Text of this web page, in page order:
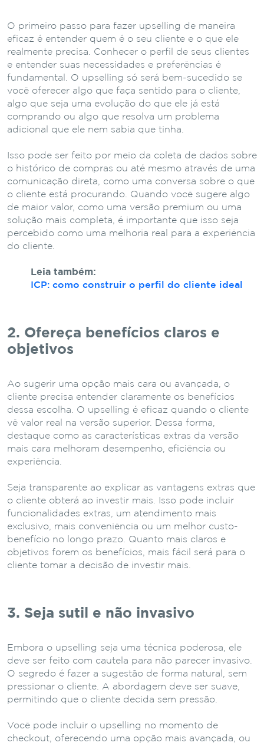
O primeiro passo para fazer upselling de maneira
eficaz é entender quem é o seu cliente e o que ele
realmente precisa. Conhecer o perfil de seus clientes
e entender suas necessidades e preferências é
fundamental. O upselling só será bem-sucedido se
você oferecer algo que faça sentido para o cliente,
algo que seja uma evolução do que ele já está
comprando ou algo que resolva um problema
adicional que ele nem sabia que tinha.
Isso pode ser feito por meio da coleta de dados sobre
o histórico de compras ou até mesmo através de uma
comunicação direta, como uma conversa sobre o que
o cliente está procurando. Quando você sugere algo
de maior valor, como uma versão premium ou uma
solução mais completa, é importante que isso seja
percebido como uma melhoria real para a experiência
do cliente.
Leia também:
ICP: como construir o perfil do cliente ideal
2. Ofereça benefícios claros e
objetivos
Ao sugerir uma opção mais cara ou avançada, o
cliente precisa entender claramente os benefícios
dessa escolha. O upselling é eficaz quando o cliente
vê valor real na versão superior.
Dessa forma,
destaque como as características extras da versão
mais cara melhoram desempenho, eficiência ou
experiência.
Seja transparente ao explicar as vantagens extras que
o cliente obterá ao investir mais. Isso pode incluir
funcionalidades extras, um atendimento mais
exclusivo, mais conveniência ou um melhor custo-
benefício no longo prazo. Quanto mais claros e
objetivos forem os benefícios, mais fácil será para o
cliente tomar a decisão de investir mais.
3. Seja sutil e não invasivo
Embora o upselling seja uma técnica poderosa, ele
deve ser feito com cautela para não parecer invasivo.
O segredo é fazer a sugestão de forma natural, sem
pressionar o cliente. A abordagem deve ser suave,
permitindo que o cliente decida sem pressão.
Você pode incluir o upselling no momento de
checkout, oferecendo uma opção mais avançada, ou